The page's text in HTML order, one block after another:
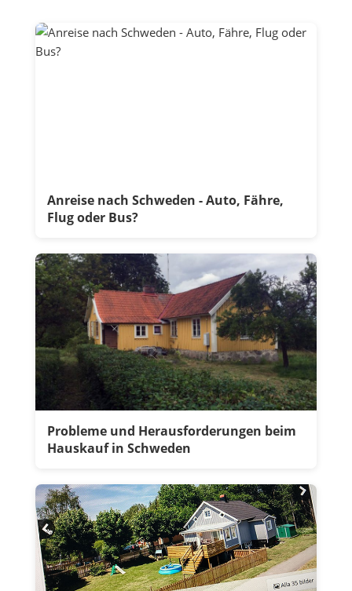
Anreise nach Schweden - Auto, Fähre,
Flug oder Bus?
Probleme und Herausforderungen beim
Hauskauf in Schweden